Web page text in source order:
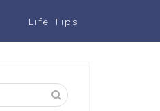
Life Tips